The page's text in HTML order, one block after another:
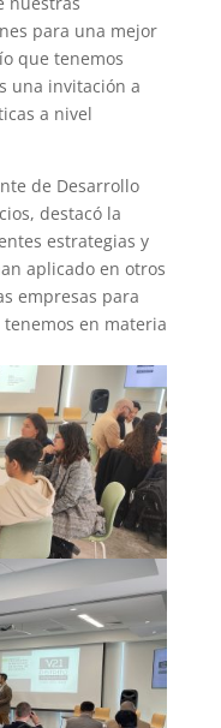
para una mejor
que tenemos
una invitación a
a nivel
de Desarrollo
destacó la
estrategias y
aplicado en otros
empresas para
en materia